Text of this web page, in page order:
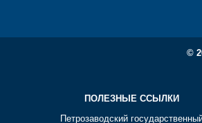
©
ПОЛЕЗНЫЕ ССЫЛКИ
Петрозаводский